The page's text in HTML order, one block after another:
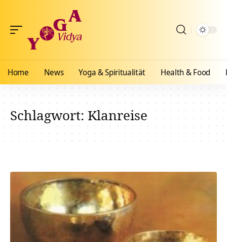
Home News Yoga & Spiritualität Health & Food
Schlagwort:Klanreise